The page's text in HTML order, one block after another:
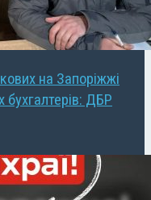
на Запоріжжі
бухгалтерів: ДБР